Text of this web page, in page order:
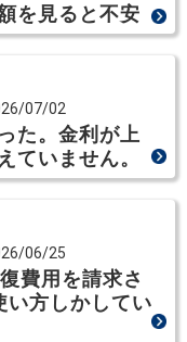
を見ると不安
07/02
た。金利が上
ていません。
06/25
費用を請求さ
い方しかしてい